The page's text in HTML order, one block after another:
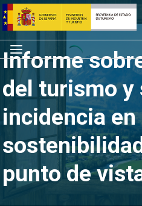
Saltar
al
contenido
Inicio
Menú
Informe
del turismo y
incidencia en
punto de